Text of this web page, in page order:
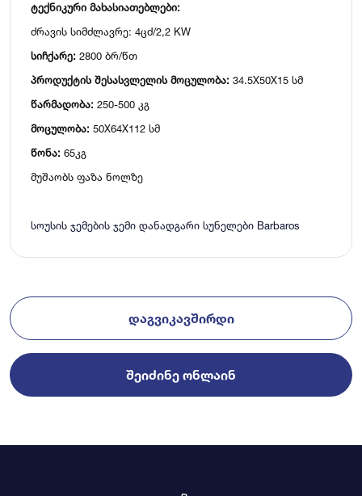
ტექნიკური მახასიათებლები:
ძრავის სიმძლავრე: 4ცძ/2,2 KW
სიჩქარე: 2800 ბრ/წთ
პროდუქტის შესასვლელის მოცულობა: 34.5X50X15 სმ
წარმადობა: 250-500 კგ
მოცულობა: 50X64X112 სმ
წონა: 65კგ
მუშაობს ფაზა ნოლზე
სოუსის ჯემების ჯემი დანადგარი სუნელები Barbaros
ᲓᲐᲒᲕᲘᲙᲐᲕᲨᲘᲠᲓᲘ
ᲨᲔᲘᲫᲘᲜᲔ ᲝᲜᲚᲐᲘᲜ